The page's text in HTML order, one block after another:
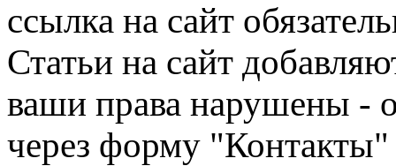
ссылка на сайт
Статьи на сайт
ваши права нарушены -
через форму "Контакты"